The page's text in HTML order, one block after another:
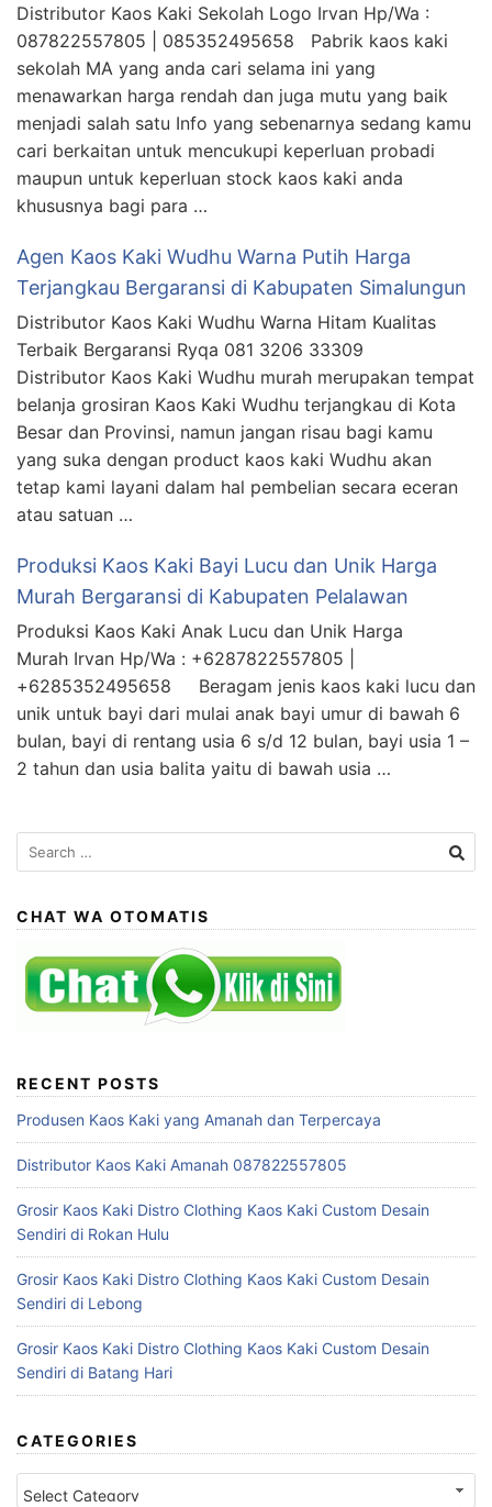
Distributor Kaos Kaki Sekolah Logo Irvan Hp/Wa :
087822557805 | 085352495658 Pabrik kaos kaki
sekolah MA yang anda cari selama ini yang
menawarkan harga rendah dan juga mutu yang baik
menjadi salah satu Info yang sebenarnya sedang kamu
cari berkaitan untuk mencukupi keperluan probadi
maupun untuk keperluan stock kaos kaki anda
khususnya bagi para …
Agen Kaos Kaki Wudhu Warna Putih Harga
Terjangkau Bergaransi di Kabupaten Simalungun
Distributor Kaos Kaki Wudhu Warna Hitam Kualitas
Terbaik Bergaransi Ryqa 081 3206 33309
Distributor Kaos Kaki Wudhu murah merupakan tempat
belanja grosiran Kaos Kaki Wudhu terjangkau di Kota
Besar dan Provinsi, namun jangan risau bagi kamu
yang suka dengan product kaos kaki Wudhu akan
tetap kami layani dalam hal pembelian secara eceran
atau satuan …
Produksi Kaos Kaki Bayi Lucu dan Unik Harga
Murah Bergaransi di Kabupaten Pelalawan
Produksi Kaos Kaki Anak Lucu dan Unik Harga
Murah Irvan Hp/Wa : +6287822557805 |
+6285352495658 Beragam jenis kaos kaki lucu dan
unik untuk bayi dari mulai anak bayi umur di bawah 6
bulan, bayi di rentang usia 6 s/d 12 bulan, bayi usia 1 –
2 tahun dan usia balita yaitu di bawah usia …
Search
for:
CHAT WA OTOMATIS
RECENT POSTS
Produsen Kaos Kaki yang Amanah dan Terpercaya
Distributor Kaos Kaki Amanah 087822557805
Grosir Kaos Kaki Distro Clothing Kaos Kaki Custom Desain
Sendiri di Rokan Hulu
Grosir Kaos Kaki Distro Clothing Kaos Kaki Custom Desain
Sendiri di Lebong
Grosir Kaos Kaki Distro Clothing Kaos Kaki Custom Desain
Sendiri di Batang Hari
CATEGORIES
Categories